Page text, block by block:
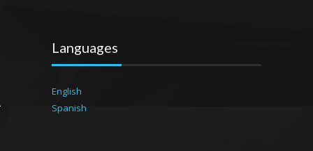
Languages
English
Spanish